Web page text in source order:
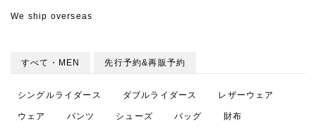
We ship overseas
すべて・MEN 先行予約&再販予約
シングルライダース ダブルライダース レザーウェア
ウェア パンツ シューズ バッグ 財布